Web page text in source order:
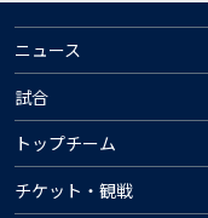
ニュース
試合
トップチーム
チケット・観戦